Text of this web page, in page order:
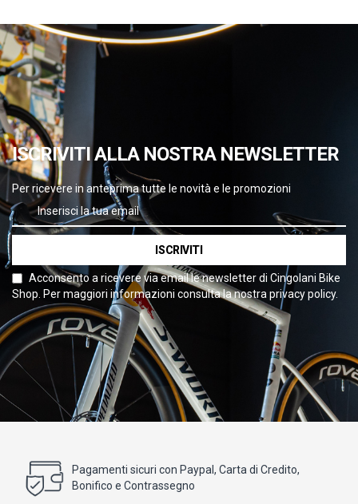
ISCRIVITI ALLA NOSTRA NEWSLETTER
Per ricevere in anteprima tutte le novità e le promozioni
ISCRIVITI
Acconsento a ricevere via email le newsletter di Cingolani Bike
Shop. Per maggiori informazioni consulta la nostra privacy policy.
Pagamenti sicuri con Paypal, Carta di Credito,
Bonifico e Contrassegno